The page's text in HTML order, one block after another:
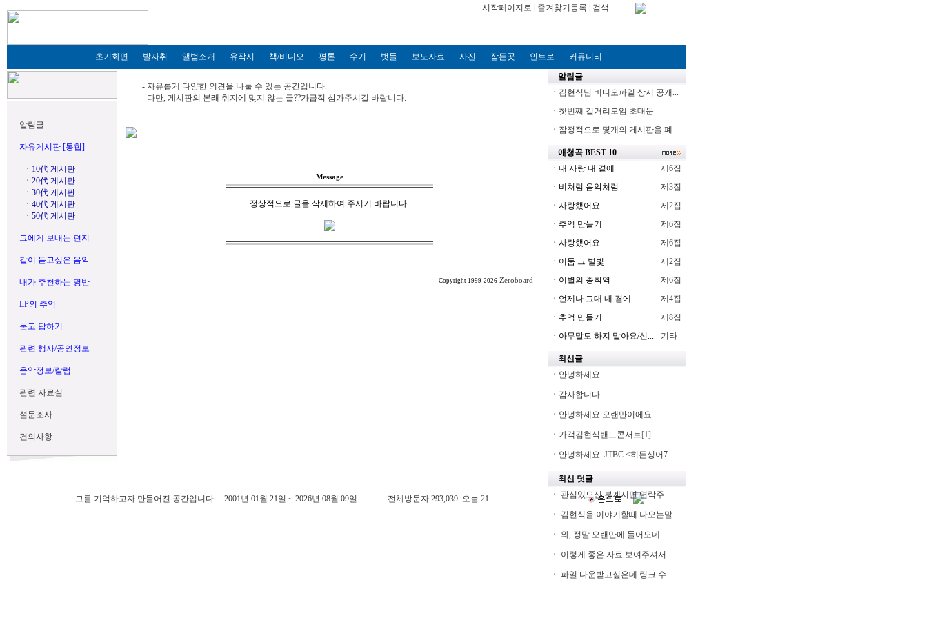
시작페이지로 즐겨찾기등록 검색
초기화면 발자취 앨범소개 유작시 책/비디오 평론 수기 벗들 보도자료 사진 잠든곳 인트로 커뮤니티
알림글
자유게시판 [통합]
ㆍ 10代 게시판
ㆍ 20代 게시판
ㆍ 30代 게시판
ㆍ 40代 게시판
ㆍ 50代 게시판
그에게 보내는 편지
같이 듣고싶은 음악
내가 추천하는 명반
LP의 추억
묻고 답하기
관련 행사/공연정보
음악정보/칼럼
관련 자료실
설문조사
건의사항
- 자유롭게 다양한 의견을 나눌 수 있는 공간입니다.
- 다만, 게시판의 본래 취지에 맞지 않는 글??가급적 삼가주시길 바랍니다.
Message
정상적으로 글을 삭제하여 주시기 바랍니다.
Copyright 1999-2026 Zeroboard
그를 기억하고자 만들어진 공간입니다… 2001년 01월 21일 ~ 2026년 08월 09일… … 전체방문자 293,039 오늘 21…
알림글
ㆍ 김현식님 비디오파일 상시 공개...
ㆍ 첫번째 길거리모임 초대문
ㆍ 잠정적으로 몇개의 게시판을 폐...
애청곡 BEST 10
ㆍ내 사랑 내 곁에
제6집
ㆍ비처럼 음악처럼
제3집
ㆍ사랑했어요
제2집
ㆍ추억 만들기
제6집
ㆍ사랑했어요
제6집
ㆍ어둠 그 별빛
제2집
ㆍ이별의 종착역
제6집
ㆍ언제나 그대 내 곁에
제4집
ㆍ추억 만들기
제8집
ㆍ아무말도 하지 말아요/신...
기타
최신글
ㆍ 안녕하세요.
ㆍ 감사합니다.
ㆍ 안녕하세요 오랜만이에요
ㆍ 가객김현식밴드콘서트 [1]
ㆍ 안녕하세요. JTBC <히든싱어7...
최신 덧글
ㆍ
관심있으신 분계시면 연락주...
ㆍ 김현식을 이야기할때 나오는말...
ㆍ 와, 정말 오랜만에 들어오네...
ㆍ 이렇게 좋은 자료 보여주셔서...
ㆍ 파일 다운받고싶은데 링크 수...